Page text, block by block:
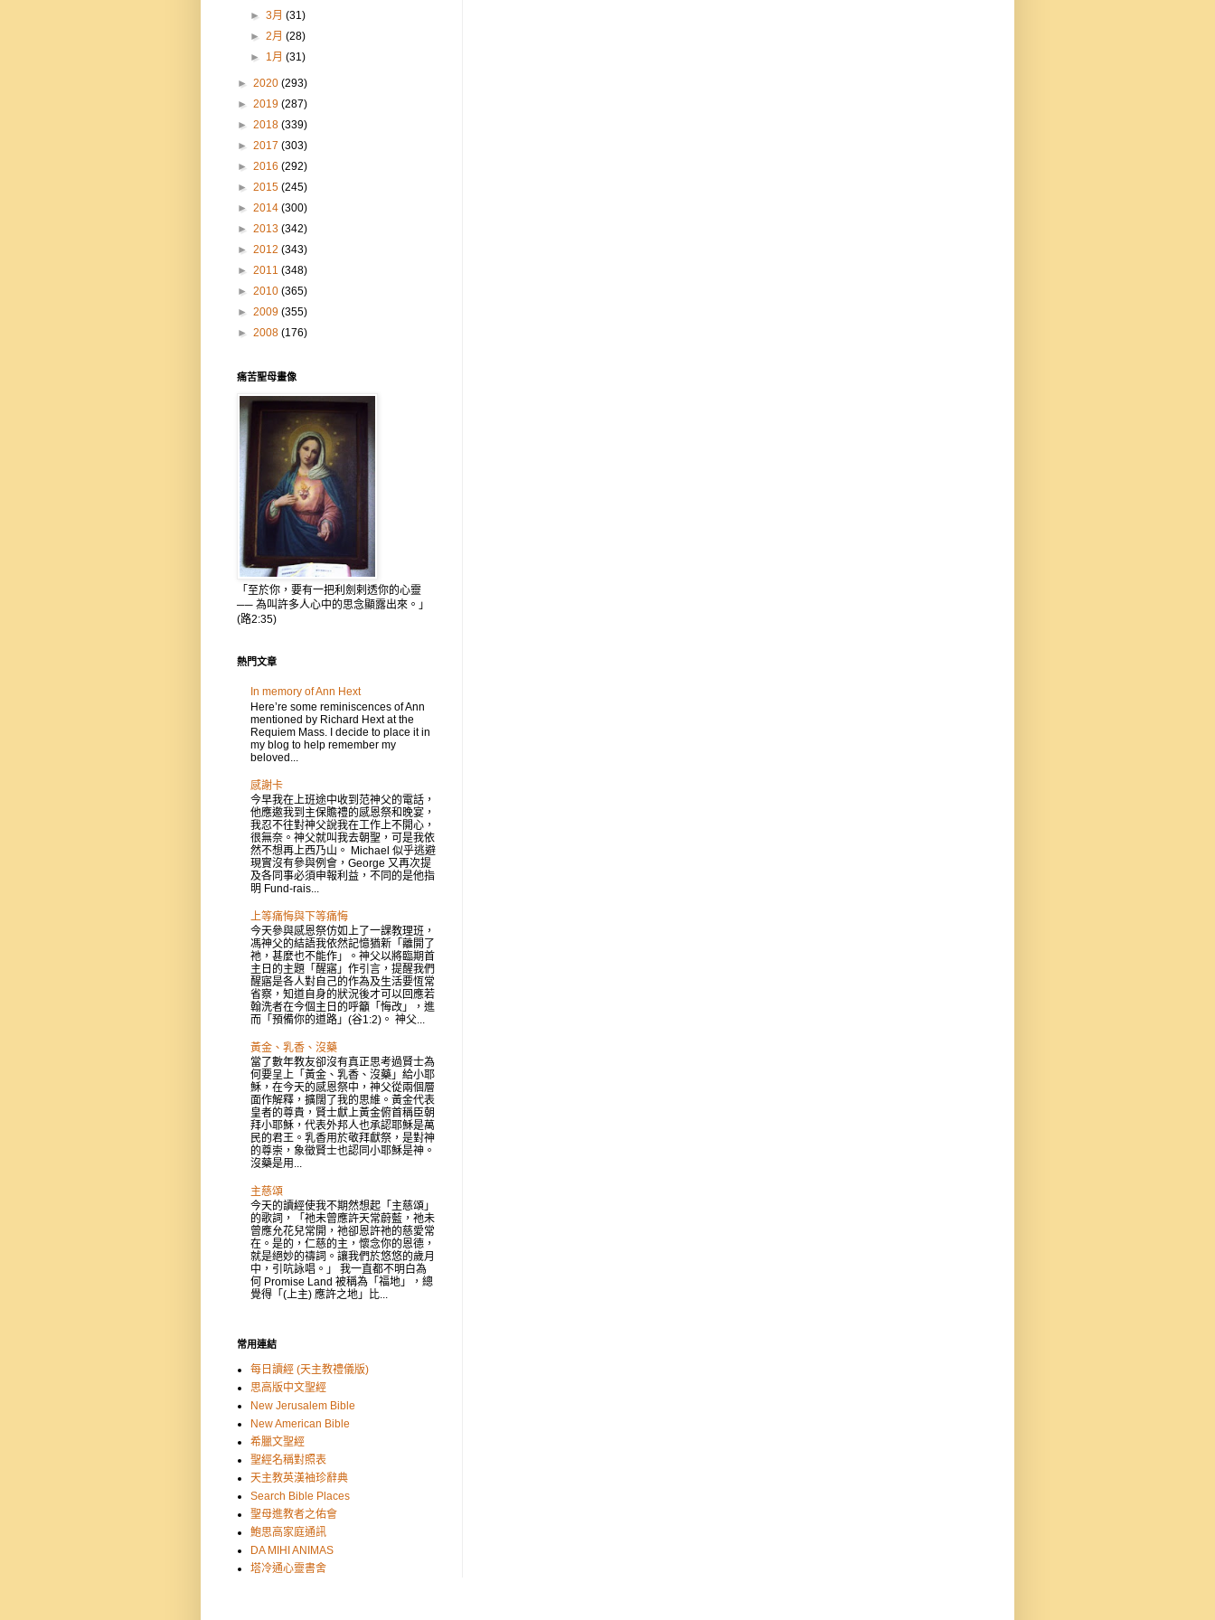
►3月(31)
►2月(28)
► 1月(31)
► 2020 (293)
► 2019 (287)
► 2018 (339)
► 2017 (303)
► 2016 (292)
► 2015 (245)
► 2014 (300)
► 2013 (342)
► 2012 (343)
► 2011 (348)
► 2010 (365)
► 2009 (355)
► 2008 (176)
痛苦聖母畫像
「至於你，要有一把利劍剌透你的心靈
── 為叫許多人心中的思念顯露出來。」
(路2:35)
熱門文章
In memory of Ann Hext
Here’re some reminiscences of Ann
mentioned by Richard Hext at the
Requiem Mass. I decide to place it in
my blog to help remember my
beloved...
感謝卡
今早我在上班途中收到范神父的電話，
他應邀我到主保贍禮的感恩祭和晚宴，
我忍不往對神父說我在工作上不開心，
很無奈。神父就叫我去朝聖，可是我依
然不想再上西乃山。 Michael 似乎逃避
現實沒有參與例會，George 又再次提
及各同事必須申報利益，不同的是他指
明 Fund-rais...
上等痛悔與下等痛悔
今天參與感恩祭仿如上了一課教理班，
馮神父的結語我依然記憶猶新「離開了
祂，甚麼也不能作」。神父以將臨期首
主日的主題「醒寤」作引言，提醒我們
醒寤是各人對自己的作為及生活要恆常
省察，知道自身的狀況後才可以回應若
翰洗者在今個主日的呼籲「悔改」，進
而「預備你的道路」(谷1:2)。 神父...
黃金、乳香、沒藥
當了數年教友卻沒有真正思考過賢士為
何要呈上「黃金、乳香、沒藥」給小耶
穌，在今天的感恩祭中，神父從兩個層
面作解釋，擴闊了我的思維。黃金代表
皇者的尊貴，賢士獻上黃金俯首稱臣朝
拜小耶穌，代表外邦人也承認耶穌是萬
民的君王。乳香用於敬拜獻祭，是對神
的尊崇，象徵賢士也認同小耶穌是神。
沒藥是用...
主慈頌
今天的讀經使我不期然想起「主慈頌」
的歌詞，「祂未曾應許天常蔚藍，祂未
曾應允花兒常開，祂卻恩許祂的慈愛常
在。是的，仁慈的主，懷念你的恩德，
就是絕妙的禱詞。讓我們於悠悠的歲月
中，引吭詠唱。」 我一直都不明白為
何 Promise Land 被稱為「福地」，總
覺得「(上主) 應許之地」比...
常用連結
每日讀經 (天主教禮儀版)
思高版中文聖經
New Jerusalem Bible
New American Bible
希臘文聖經
聖經名稱對照表
天主教英漢袖珍辭典
Search Bible Places
聖母進教者之佑會
鮑思高家庭通訊
DA MIHI ANIMAS
塔冷通心靈書舍